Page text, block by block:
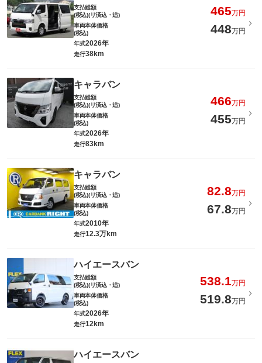
支払総額
(税込)(リ済込・追)
465万円
車両本体価格
(税込)
448万円
年式2026年
走行38km
キャラバン
支払総額
(税込)(リ済込・追)
466万円
車両本体価格
(税込)
455万円
年式2026年
走行83km
キャラバン
支払総額
(税込)(リ済込・追)
82.8万円
車両本体価格
(税込)
67.8万円
年式2010年
走行12.3万km
ハイエースバン
支払総額
(税込)(リ済込・追)
538.1万円
車両本体価格
(税込)
519.8万円
年式2026年
走行12km
ハイエースバン